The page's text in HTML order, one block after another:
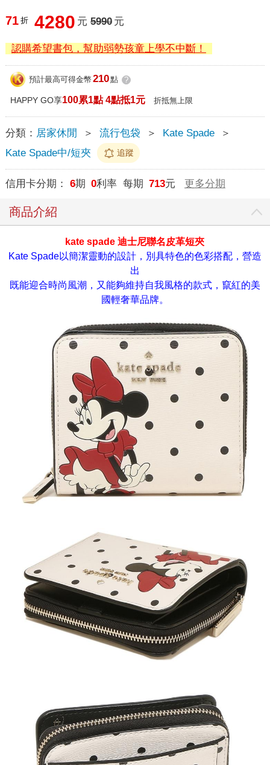
71 折 4280 元 5990 元
認購希望書包，幫助弱勢孩童上學不中斷！
預計最高可得金幣 210點 ?
HAPPY GO享100累1點 4點抵1元 折抵無上限
分類： 居家休閒 ＞ 流行包袋 ＞ Kate Spade
＞
Kate Spade中/短夾
追蹤
信用卡分期： 6期 0利率 每期 713元 更多分期
商品介紹
kate spade 迪士尼聯名皮革短夾
Kate Spade以簡潔靈動的設計，別具特色的色彩搭配，營造
出
既能迎合時尚風潮，又能夠維持自我風格的款式，竄紅的美
國輕奢華品牌。